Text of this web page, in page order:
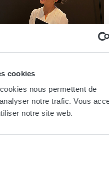
cookies
nous permettent de
notre trafic. Vous
notre site web.
être sont à votre disposition
les plus adaptés à votre